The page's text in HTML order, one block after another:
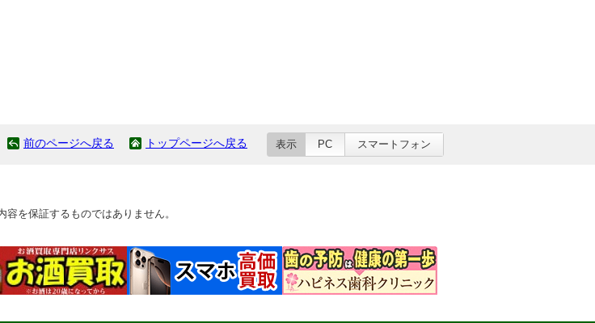
前のページへ戻る トップページへ戻る 表示 PC スマートフォン
を保証するものではありません。